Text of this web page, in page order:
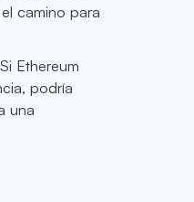
camino para
Ethereum
podría
una